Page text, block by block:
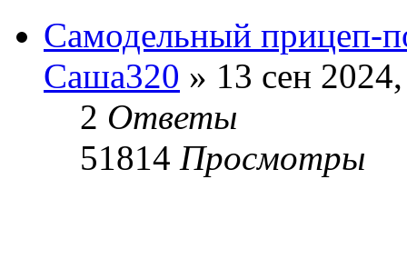
Самодельный прицеп-
Саша320 » 13 сен
2 Ответы
51814 Просмотры